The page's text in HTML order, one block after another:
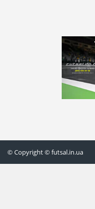
© Copyright © futsal.in.ua